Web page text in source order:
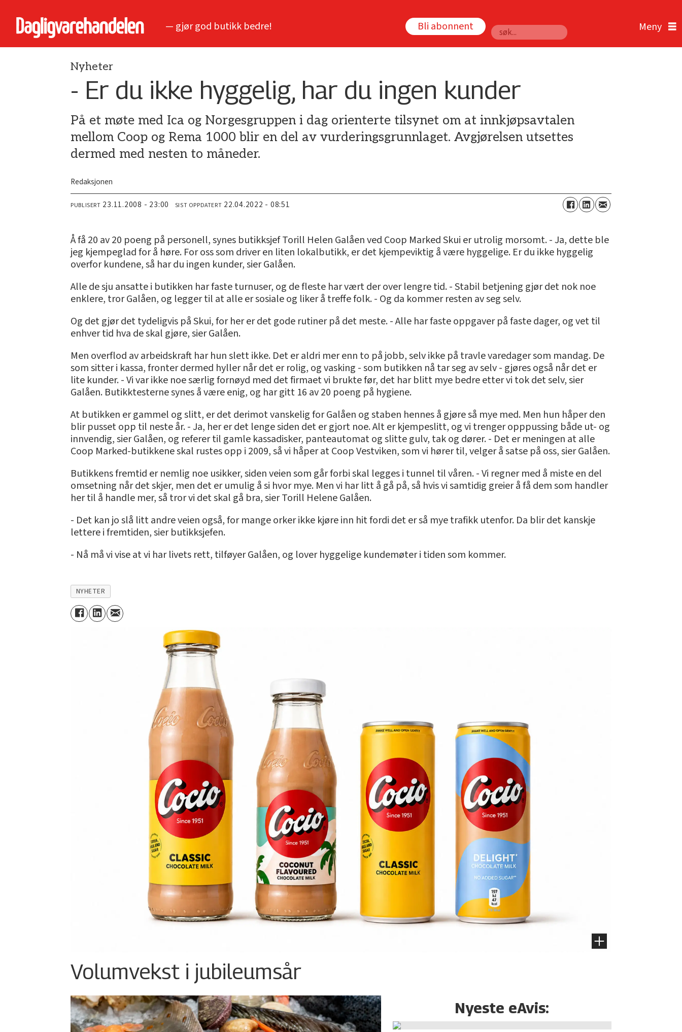
— gjør god butikk bedre! Bli abonnent
Søk
Nyheter
- Er du ikke hyggelig, har du ingen kunder
På et møte med Ica og Norgesgruppen i dag orienterte tilsynet om at innkjøpsavtalen
mellom Coop og Rema 1000 blir en del av vurderingsgrunnlaget. Avgjørelsen utsettes
dermed med nesten to måneder.
Redaksjonen
PUBLISERT 23.11.2008 - 23:00 SIST OPPDATERT 22.04.2022 - 08:51
Å få 20 av 20 poeng på personell, synes butikksjef Torill Helen Galåen ved Coop Marked Skui er utrolig morsomt. - Ja, dette ble
jeg kjempeglad for å høre. For oss som driver en liten lokalbutikk, er det kjempeviktig å være hyggelige. Er du ikke hyggelig
overfor kundene, så har du ingen kunder, sier Galåen.
Alle de sju ansatte i butikken har faste turnuser, og de fleste har vært der over lengre tid. - Stabil betjening gjør det nok noe
enklere, tror Galåen, og legger til at alle er sosiale og liker å treffe folk. - Og da kommer resten av seg selv.
Og det gjør det tydeligvis på Skui, for her er det gode rutiner på det meste. - Alle har faste oppgaver på faste dager, og vet til
enhver tid hva de skal gjøre, sier Galåen.
Men overflod av arbeidskraft har hun slett ikke. Det er aldri mer enn to på jobb, selv ikke på travle varedager som mandag. De
som sitter i kassa, fronter dermed hyller når det er rolig, og vasking - som butikken nå tar seg av selv - gjøres også når det er
lite kunder. - Vi var ikke noe særlig fornøyd med det firmaet vi brukte før, det har blitt mye bedre etter vi tok det selv, sier
Galåen. Butikktesterne synes å være enig, og har gitt 16 av 20 poeng på hygiene.
At butikken er gammel og slitt, er det derimot vanskelig for Galåen og staben hennes å gjøre så mye med. Men hun håper den
blir pusset opp til neste år. - Ja, her er det lenge siden det er gjort noe. Alt er kjempeslitt, og vi trenger opppussing både ut- og
innvendig, sier Galåen, og referer til gamle kassadisker, panteautomat og slitte gulv, tak og dører. - Det er meningen at alle
Coop Marked-butikkene skal rustes opp i 2009, så vi håper at Coop Vestviken, som vi hører til, velger å satse på oss, sier Galåen.
Butikkens fremtid er nemlig noe usikker, siden veien som går forbi skal legges i tunnel til våren. - Vi regner med å miste en del
omsetning når det skjer, men det er umulig å si hvor mye. Men vi har litt å gå på, så hvis vi samtidig greier å få dem som handler
her til å handle mer, så tror vi det skal gå bra, sier Torill Helene Galåen.
- Det kan jo slå litt andre veien også, for mange orker ikke kjøre inn hit fordi det er så mye trafikk utenfor. Da blir det kanskje
lettere i fremtiden, sier butikksjefen.
- Nå må vi vise at vi har livets rett, tilføyer Galåen, og lover hyggelige kundemøter i tiden som kommer.
NYHETER
Volumvekst i jubileumsår
Nyeste eAvis: